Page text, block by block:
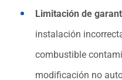
Limitación de
instalación
combustible
modificación no